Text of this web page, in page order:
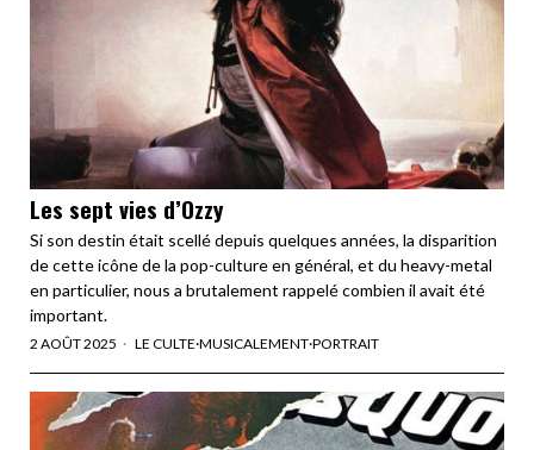
Les sept vies d’Ozzy
Si son destin était scellé depuis quelques années, la disparition
de cette icône de la pop-culture en général, et du heavy-metal
en particulier, nous a brutalement rappelé combien il avait été
important.
2 AOÛT 2025 LE CULTE·MUSICALEMENT·PORTRAIT